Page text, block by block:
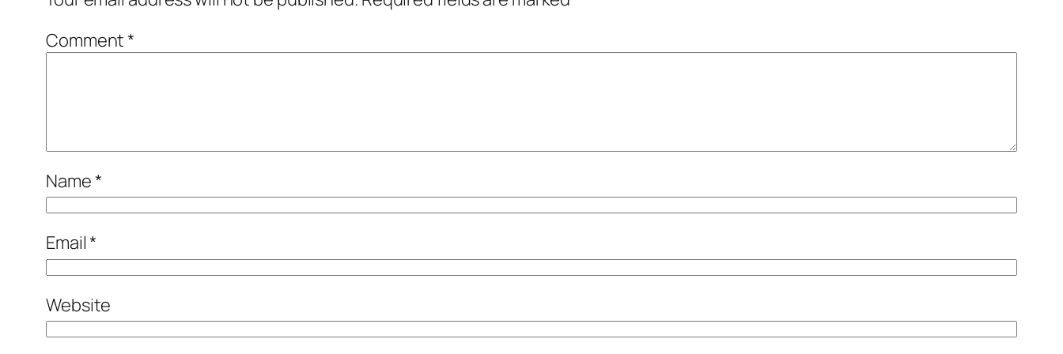
Comment*
Name*
Email*
Website